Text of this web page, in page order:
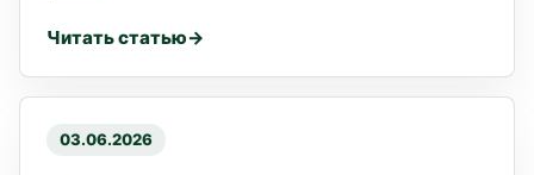
Читать статью
03.06.2026